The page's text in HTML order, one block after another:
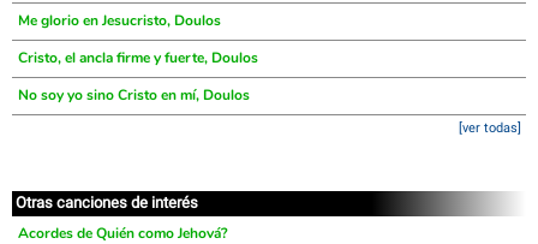
Me glorio en Jesucristo, Doulos
Cristo, el ancla firme y fuerte, Doulos
No soy yo sino Cristo en mí, Doulos
[ver todas]
Otras canciones de interés
Acordes de Quién como Jehová?